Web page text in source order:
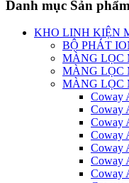
Danh mục Sản phẩm
KHO LINH KIỆN
BỘ PHÁT
MÀNG LỌC
MÀNG LỌC
MÀNG LỌC
Coway
Coway
Coway
Coway
Coway
Coway
Coway